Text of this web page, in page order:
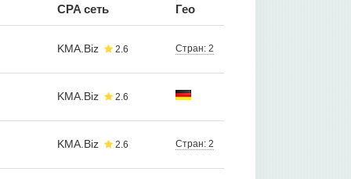
CPA сеть Гео
KMA.Biz 2.6 Стран: 2
KMA.Biz 2.6
KMA.Biz 2.6 Стран: 2